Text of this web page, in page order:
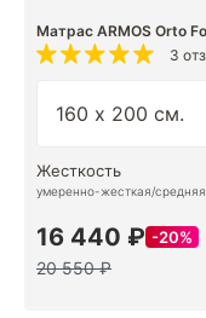
Матрас ARMOS Orto
3
Жесткость
умеренно-жесткая/средняя
16 440 ₽ 20%
20 550 ₽